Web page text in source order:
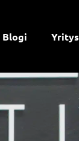
Blogi Yritys